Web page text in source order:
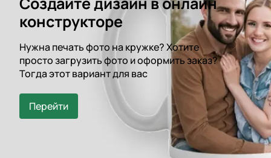
конструкторе
Нужна печать фото на кружке? Хотите
просто загрузить фото и оформить заказ?
Тогда этот вариант для вас
Перейти